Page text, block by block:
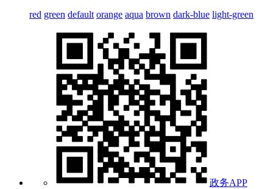
red green default orange aqua brown dark-blue light-green
政务APP